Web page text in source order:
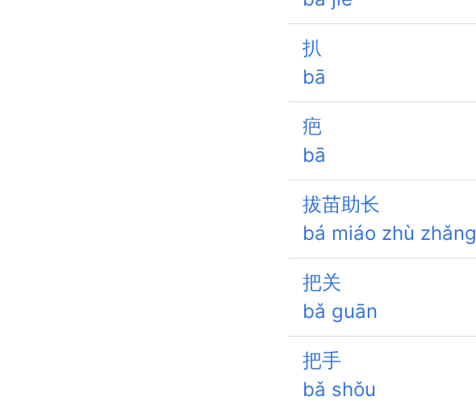
扒
bā
疤
bā
拔苗助长
bá miáo zhù zhǎng
把关
bǎ guān
把手
bǎ shǒu